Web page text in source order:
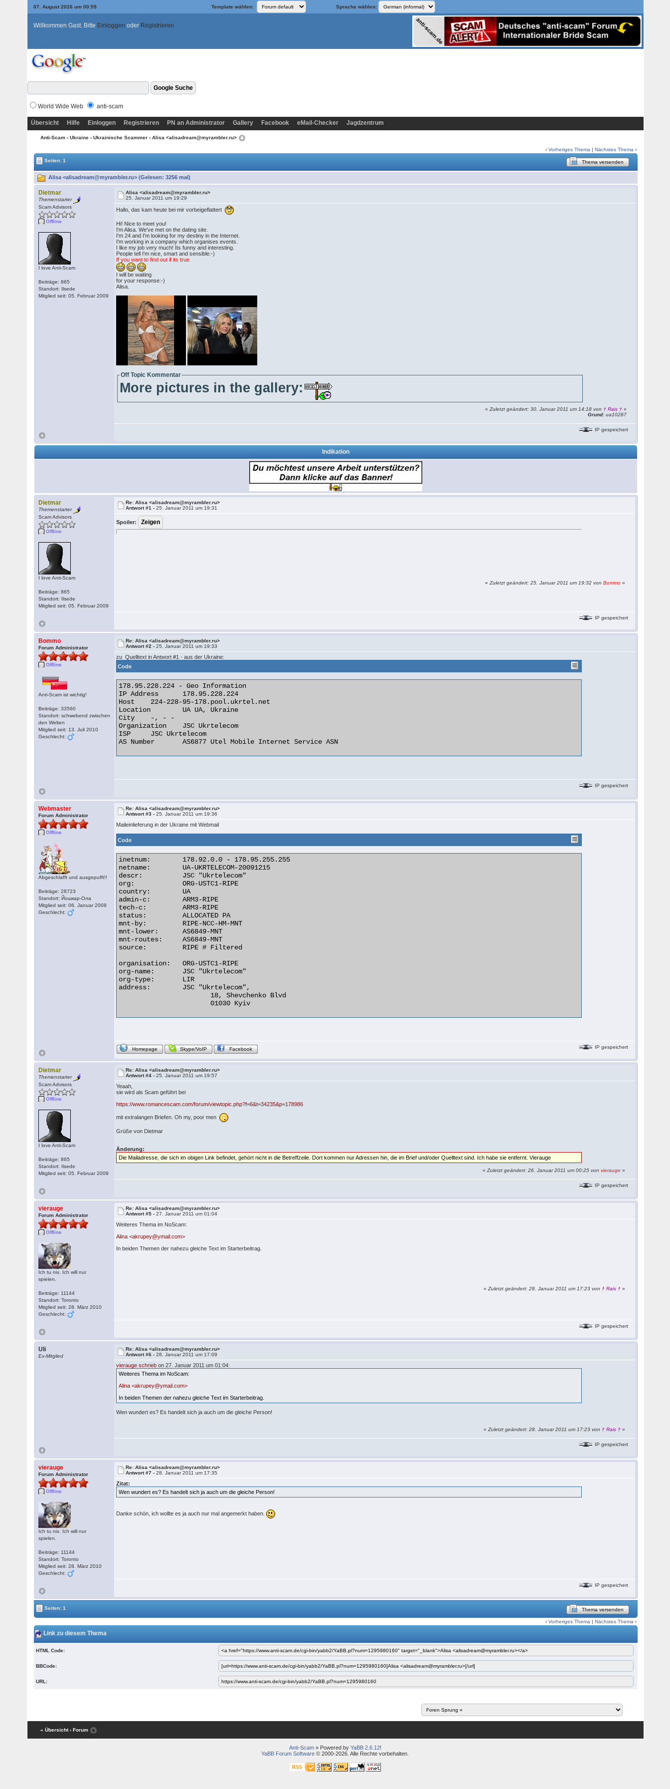
07. August 2026 um 00:59 Template wählen: Sprache wählen:
Willkommen Gast. Bitte Einloggen oder Registrieren
World Wide Web anti-scam
Übersicht Hilfe Einloggen Registrieren PN an Administrator Gallery Facebook eMail-Checker Jagdzentrum
Anti-Scam › Ukraine › Ukrainische Scammer › Alisa <alisadream@myrambler.ru>
‹Vorheriges Thema |Nächstes Thema ›
Seiten: 1
Thema versenden
Alisa <alisadream@myrambler.ru> (Gelesen: 3256 mal)
Dietmar
Themenstarter
Scam Advisors
Offline
I love Anti-Scam
Beiträge: 865
Standort: Ilsede
Mitglied seit: 05. Februar 2009
Alisa <alisadream@myrambler.ru>
25. Januar 2011 um 19:29
Hallo, das kam heute bei mir vorbeigeflattert
Hi! Nice to meet you!
I'm Alisa. We've met on the dating site.
I'm 24 and I'm looking for my destiny in the Internet.
I'm working in a company which organises events.
I like my job very much! Its funny and interesting.
People tell I'm nice, smart and sensible:-)
If you want to find out if its true
I will be waiting
for your response:-)
Alisa.
Off Topic Kommentar
More pictures in the gallery:
«Zuletzt geändert: 30. Januar 2011 um 14:18 von † Rais † »
Grund: ua10287
IP gespeichert
Indikation
Dietmar
Themenstarter
Scam Advisors
Offline
I love Anti-Scam
Beiträge: 865
Standort: Ilsede
Mitglied seit: 05. Februar 2009
Re: Alisa <alisadream@myrambler.ru>
Antwort #1 -25. Januar 2011 um 19:31
Spoiler:
«Zuletzt geändert: 25. Januar 2011 um 19:32 vonBommo »
IP gespeichert
Bommo
Forum Administrator
Offline
Anti-Scam ist wichtig!
Beiträge: 33560
Standort: schwebend zwischen
den Welten
Mitglied seit: 13. Juli 2010
Geschlecht:
Re: Alisa <alisadream@myrambler.ru>
Antwort #2 -25. Januar 2011 um 19:33
zu Quelltext in Antwort #1 - aus der Ukraine:
Code
178.95.228.224 - Geo Information
IP Address 	178.95.228.224
Host 	224-228-95-178.pool.ukrtel.net
Location 	UA UA, Ukraine
City 	-, - -
Organization 	JSC Ukrtelecom
ISP 	JSC Ukrtelecom
AS Number 	AS6877 Utel Mobile Internet Service ASN
IP gespeichert
Webmaster
Forum Administrator
Offline
Abgeschlafft und ausgepufft!!
Beiträge: 28723
Standort: Йошкар-Ола
Mitglied seit: 06. Januar 2008
Geschlecht:
Re: Alisa <alisadream@myrambler.ru>
Antwort #3 -25. Januar 2011 um 19:36
Maileinlieferung in der Ukraine mit Webmail
Code
inetnum:        178.92.0.0 - 178.95.255.255
netname:        UA-UKRTELECOM-20091215
descr:          JSC "Ukrtelecom"
org:            ORG-USTC1-RIPE
country:        UA
admin-c:        ARM3-RIPE
tech-c:         ARM3-RIPE
status:         ALLOCATED PA
mnt-by:         RIPE-NCC-HM-MNT
mnt-lower:      AS6849-MNT
mnt-routes:     AS6849-MNT
source:         RIPE # Filtered
organisation:   ORG-USTC1-RIPE
org-name:       JSC "Ukrtelecom"
org-type:       LIR
address:        JSC "Ukrtelecom",
                       18, Shevchenko Blvd
                       01030 Kyiv
Homepage Skype/VoIP Facebook IP gespeichert
Dietmar
Themenstarter
Scam Advisors
Offline
I love Anti-Scam
Beiträge: 865
Standort: Ilsede
Mitglied seit: 05. Februar 2009
Re: Alisa <alisadream@myrambler.ru>
Antwort #4 -25. Januar 2011 um 19:57
Yeaah,
sie wird als Scam geführt bei
https://www.romancescam.com/forum/viewtopic.php?f=6&t=34235&p=178986
mit extralangen Briefen. Oh my, poor men
Grüße von Dietmar
Änderung:
Die Mailadresse, die sich im obigen Link befindet, gehört nicht in die Betreffzeile. Dort kommen nur Adressen hin, die im Brief und/oder Quelltext sind. Ich habe sie entfernt. Vierauge
«Zuletzt geändert: 26. Januar 2011 um 00:25 vonvierauge »
IP gespeichert
vierauge
Forum Administrator
Offline
Ich tu nix. Ich will nur
spielen.
Beiträge: 11144
Standort: Toronto
Mitglied seit: 28. März 2010
Geschlecht:
Re: Alisa <alisadream@myrambler.ru>
Antwort #5 -27. Januar 2011 um 01:04
Weiteres Thema im NoScam:
Alina <akrupey@ymail.com>
In beiden Themen der nahezu gleiche Text im Starterbeitrag.
«Zuletzt geändert: 28. Januar 2011 um 17:23 von † Rais † »
IP gespeichert
Uli
Ex-Mitglied
Re: Alisa <alisadream@myrambler.ru>
Antwort #6 -28. Januar 2011 um 17:09
vierauge schrieb on 27. Januar 2011 um 01:04:
Weiteres Thema im NoScam:
Alina <akrupey@ymail.com>
In beiden Themen der nahezu gleiche Text im Starterbeitrag.
Wen wundert es? Es handelt sich ja auch um die gleiche Person!
«Zuletzt geändert: 28. Januar 2011 um 17:23 von † Rais † »
IP gespeichert
vierauge
Forum Administrator
Offline
Ich tu nix. Ich will nur
spielen.
Beiträge: 11144
Standort: Toronto
Mitglied seit: 28. März 2010
Geschlecht:
Re: Alisa <alisadream@myrambler.ru>
Antwort #7 -28. Januar 2011 um 17:35
Zitat:
Wen wundert es? Es handelt sich ja auch um die gleiche Person!
Danke schön, ich wollte es ja auch nur mal angemerkt haben.
IP gespeichert
Seiten: 1 Thema versenden
‹Vorheriges Thema |Nächstes Thema ›
Link zu diesem Thema
HTML Code:
BBCode:
URL:
« Übersicht ‹ Forum
Anti-Scam» Powered by YaBB 2.6.12!
YaBB Forum Software © 2000-2026. Alle Rechte vorbehalten.